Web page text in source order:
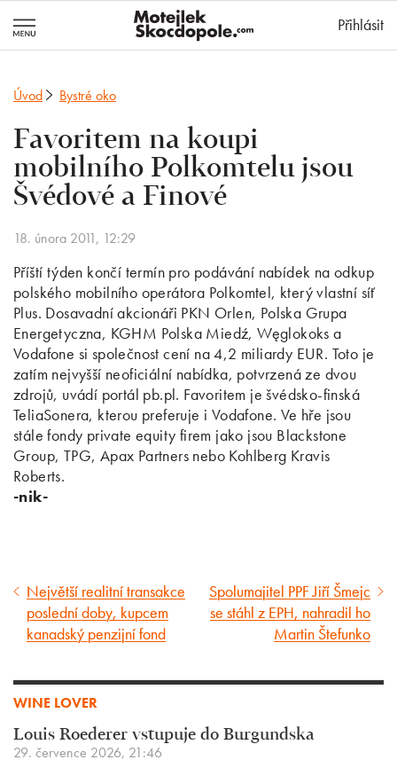
Přihlásit
Úvod Bystré oko
Favoritem na koupi
mobilního Polkomtelu jsou
Švédové a Finové
18. února 2011, 12:29
Příští týden končí termín pro podávání nabídek na odkup
polského mobilního operátora Polkomtel, který vlastní síť
Plus. Dosavadní akcionáři PKN Orlen, Polska Grupa
Energetyczna, KGHM Polska Miedź, Węglokoks a
Vodafone si společnost cení na 4,2 miliardy EUR. Toto je
zatím nejvyšší neoficiální nabídka, potvrzená ze dvou
zdrojů, uvádí portál pb.pl. Favoritem je švédsko-finská
TeliaSonera, kterou preferuje i Vodafone. Ve hře jsou
stále fondy private equity firem jako jsou Blackstone
Group, TPG, Apax Partners nebo Kohlberg Kravis
Roberts.
-nik-
Předcházející
článek
Největší realitní transakce
poslední doby, kupcem
kanadský penzijní fond
Následující
článek
Spolumajitel PPF Jiří Šmejc
se stáhl z EPH, nahradil ho
Martin Štefunko
WINE LOVER
Louis Roederer vstupuje do Burgundska
29. července 2026, 21:46